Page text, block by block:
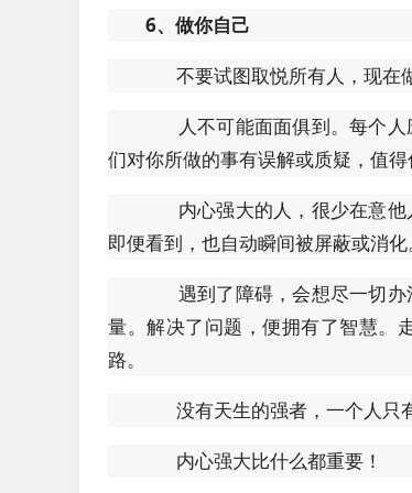
6、做你自己
不要试图取悦所有人，现在
人不可能面面俱到。每个人
们对你所做的事有误解或质疑，值得
内心强大的人，很少在意他
即便看到，也自动瞬间被屏蔽或消
遇到了障碍，会想尽一切办
量。解决了问题，便拥有了智慧。
路。
没有天生的强者，一个人只
内心强大比什么都重要！